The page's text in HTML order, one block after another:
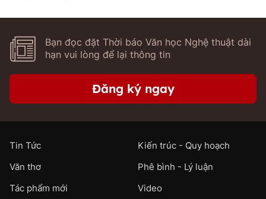
Bạn đọc đặt Thời báo Văn học Nghệ thuật dài
hạn vui lòng để lại thông tin
Đăng ký ngay
Tin Tức
Kiến trúc - Quy hoạch
Văn thơ
Phê bình - Lý luận
Tác phẩm mới
Video